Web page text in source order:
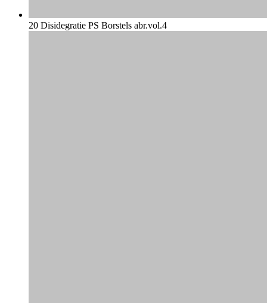
20 Disidegratie PS Borstels abr.vol.4